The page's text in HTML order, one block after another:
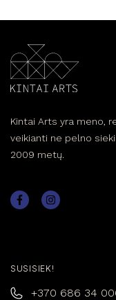
Kintai Arts yra meno,
veikianti ne pelno
2009 metų.
SUSISIEK!
+370 686 34